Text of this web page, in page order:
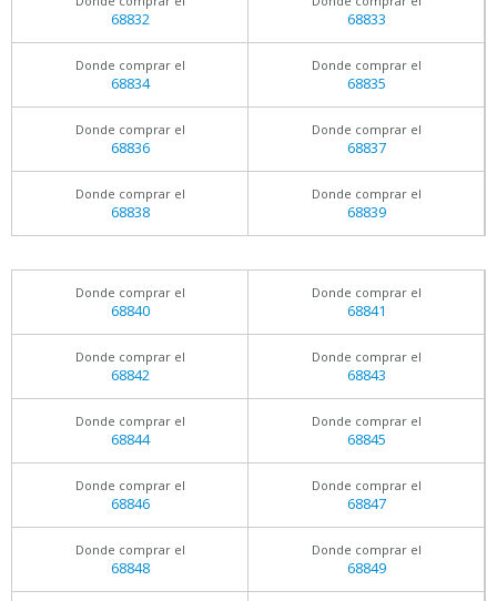
68832 68833
Donde comprar el
68834
Donde comprar el
68835
Donde comprar el
68836
Donde comprar el
68837
Donde comprar el
68838
Donde comprar el
68839
Donde comprar el
68840
Donde comprar el
68841
Donde comprar el
68842
Donde comprar el
68843
Donde comprar el
68844
Donde comprar el
68845
Donde comprar el
68846
Donde comprar el
68847
Donde comprar el
68848
Donde comprar el
68849